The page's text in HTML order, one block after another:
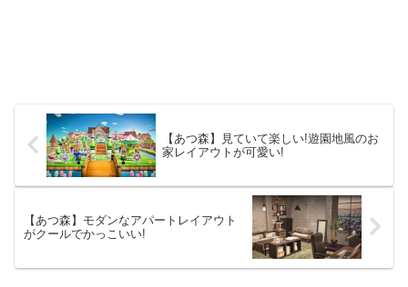
【あつ森】見ていて楽しい!遊園地風のお
家レイアウトが可愛い!
【あつ森】モダンなアパートレイアウト
がクールでかっこいい!